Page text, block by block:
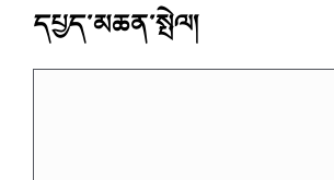
དཔྱད་མཆན་སྤེལ།